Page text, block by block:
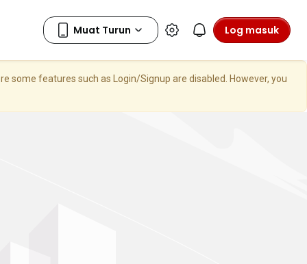
Log masuk
some features such as Login/Signup are disabled. However, you